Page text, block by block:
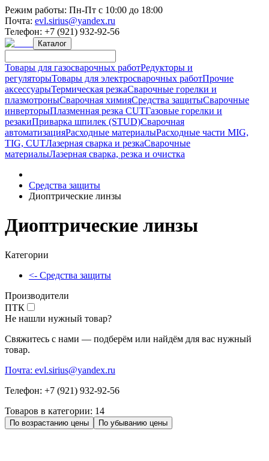
Режим работы: Пн-Пт с 10:00 до 18:00
Почта: evl.sirius@yandex.ru
Телефон: +7 (921) 932-92-56
Каталог
Товары для газосварочных работРедукторы и
регуляторыТовары для электросварочных работПрочие
аксессуарыТермическая резкаСварочные горелки и
плазмотроныСварочная химияСредства защитыСварочные
инверторыПлазменная резка CUTГазовые горелки и
резакиПриварка шпилек (STUD)Сварочная
автоматизацияРасходные материалыРасходные части MIG,
TIG, CUTЛазерная сварка и резкаСварочные
материалыЛазерная сварка, резка и очистка
Средства защиты
Диоптрические линзы
Диоптрические линзы
Категории
<- Средства защиты
Производители
ПТК
Не нашли нужный товар?
Свяжитесь с нами — подберём или найдём для вас нужный
товар.
Почта: evl.sirius@yandex.ru
Телефон: +7 (921) 932-92-56
Товаров в категории: 14
По возрастанию цены По убыванию цены